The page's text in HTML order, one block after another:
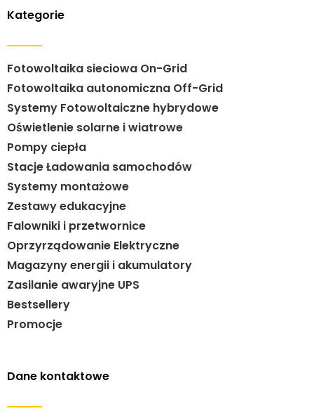
Kategorie
Fotowoltaika sieciowa On-Grid
Fotowoltaika autonomiczna Off-Grid
Systemy Fotowoltaiczne hybrydowe
Oświetlenie solarne i wiatrowe
Pompy ciepła
Stacje Ładowania samochodów
Systemy montażowe
Zestawy edukacyjne
Falowniki i przetwornice
Oprzyrządowanie Elektryczne
Magazyny energii i akumulatory
Zasilanie awaryjne UPS
Bestsellery
Promocje
Dane kontaktowe